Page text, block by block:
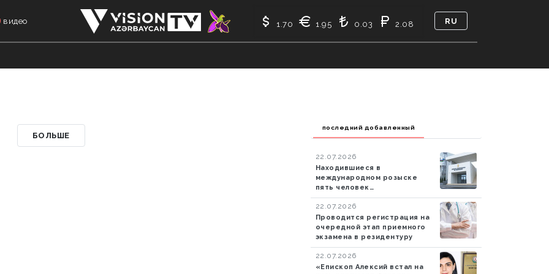
видео 1.70 1.95 0.03 2.08 RU
БОЛЬШЕ
последний добавленный
22.07.2026
Находившиеся в
международном розыске
пять человек
экстрадированы в
Азербайджан
22.07.2026
Проводится регистрация на
очередной этап приемного
экзамена в резидентуру
22.07.2026
«Епископ Алексий встал на